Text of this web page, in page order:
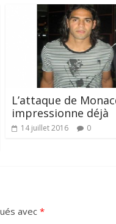
L’attaque de
impressionne déjà
14 juillet 2016 0
avec *